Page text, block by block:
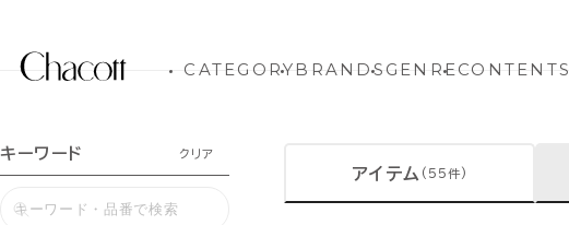
CATEGORYBRANDSGENRECONTENTS
キーワード クリア
アイテム (55件)